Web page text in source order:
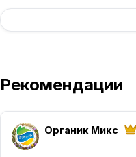
Рекомендации
Органик Микс